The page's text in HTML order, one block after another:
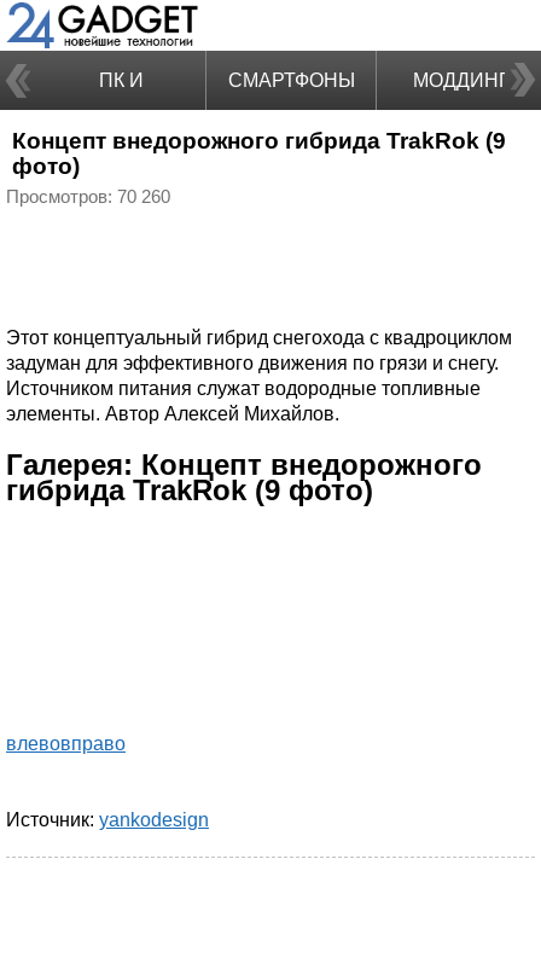
ПК И
НОУТБУКИ
СМАРТФОНЫ МОДДИНГ
Концепт внедорожного гибрида TrakRok (9
фото)
Просмотров: 70 260
Этот концептуальный гибрид снегохода с квадроциклом
задуман для эффективного движения по грязи и снегу.
Источником питания служат водородные топливные
элементы. Автор Алексей Михайлов.
Галерея: Концепт внедорожного
гибрида TrakRok (9 фото)
влевовправо
Источник: yankodesign